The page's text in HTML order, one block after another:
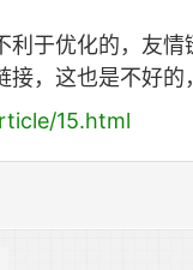
于优化的，友
，这也是不好的
15.html